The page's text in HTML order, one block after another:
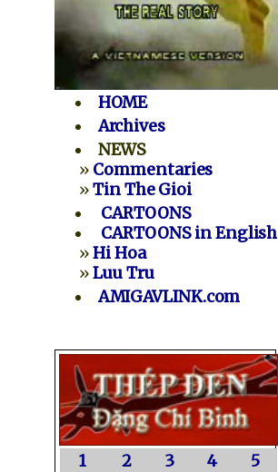
HOME
Archives
NEWS
» Commentaries
»Tin The Gioi
CARTOONS
CARTOONS in English
»Hi Hoa
»Luu Tru
AMIGAVLINK.com
1 2 3 4
5